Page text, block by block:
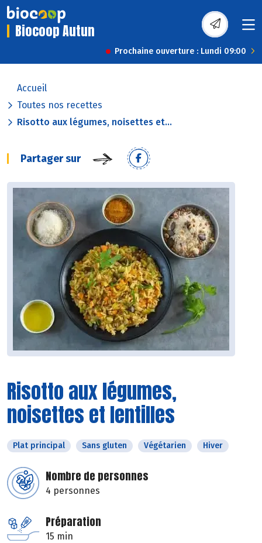
Biocoop Autun
Prochaine ouverture : Lundi 09:00
Accueil
Toutes nos recettes
Risotto aux légumes, noisettes et...
Partager sur
Risotto aux légumes,
noisettes et lentilles
Plat principal Sans gluten Végétarien Hiver
Nombre de personnes
4 personnes
Préparation
15 min